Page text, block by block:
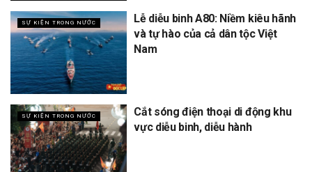
SỰ KIỆN TRONG NƯỚC
Lễ diễu binh A80: Niềm kiêu hãnh
và tự hào của cả dân tộc Việt
Nam
SỰ KIỆN TRONG NƯỚC
Cắt sóng điện thoại di động khu
vực diễu binh, diễu hành